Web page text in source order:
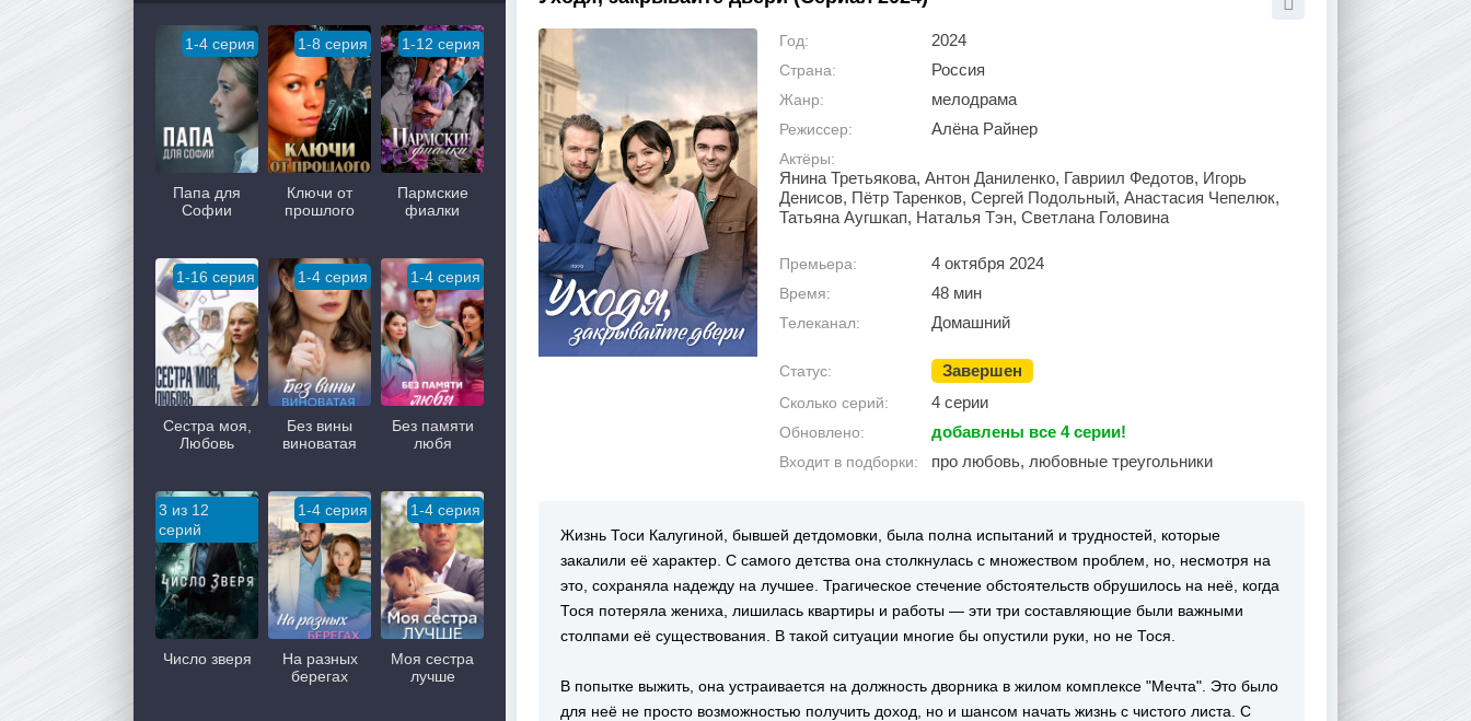
Год: 2024
Страна: Россия
Жанр: мелодрама
Режиссер: Алёна Райнер
Актёры:
Янина Третьякова, Антон Даниленко, Гавриил Федотов, Игорь
Денисов, Пётр Таренков, Сергей Подольный, Анастасия Чепелюк,
Татьяна Аугшкап, Наталья Тэн, Светлана Головина
Премьера: 4 октября 2024
Время: 48 мин
Телеканал: Домашний
Статус: Завершен
Сколько серий: 4 серии
Обновлено: добавлены все 4 серии!
Входит в подборки: про любовь, любовные треугольники
Жизнь Тоси Калугиной, бывшей детдомовки, была полна испытаний и трудностей, которые
закалили её характер. С самого детства она столкнулась с множеством проблем, но, несмотря на
это, сохраняла надежду на лучшее. Трагическое стечение обстоятельств обрушилось на неё, когда
Тося потеряла жениха, лишилась квартиры и работы — эти три составляющие были важными
столпами её существования. В такой ситуации многие бы опустили руки, но не Тося.
В попытке выжить, она устраивается на должность дворника в жилом комплексе "Мечта". Это было
для неё не просто возможностью получить доход, но и шансом начать жизнь с чистого листа. С
1-4 серия
Папа для
Софии
1-8 серия
Ключи от
прошлого
1-12 серия
Пармские
фиалки
1-16 серия
Сестра моя,
Любовь
1-4 серия
Без вины
виноватая
1-4 серия
Без памяти
любя
3 из 12
серий
Число зверя
1-4 серия
На разных
берегах
1-4 серия
Моя сестра
лучше